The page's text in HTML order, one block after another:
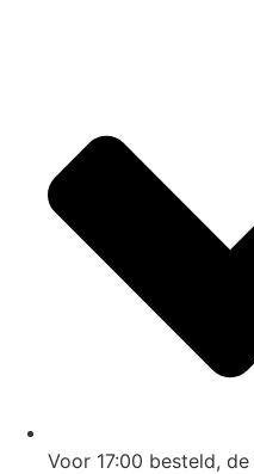
Voor 17:00 besteld, de